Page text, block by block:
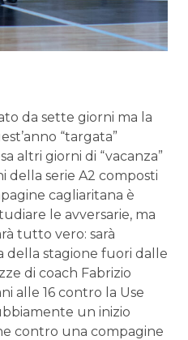
da sette giorni ma la
“targata”
altri giorni di “vacanza”
della serie A2 composti
cagliaritana è
le avversarie, ma
tutto vero: sarà
della stagione fuori dalle
di coach Fabrizio
alle 16 contro la Use
un inizio
contro una compagine